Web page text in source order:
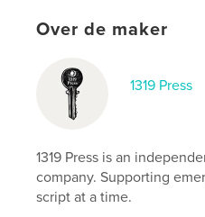
Projectoptie:13×20 cm
ISBN
Paperback: 9798347550548
Taal English
Trefwoorden
playscript ,
Over de maker
1319 Press
1319 Press is an
company. Supporting
script at a time.